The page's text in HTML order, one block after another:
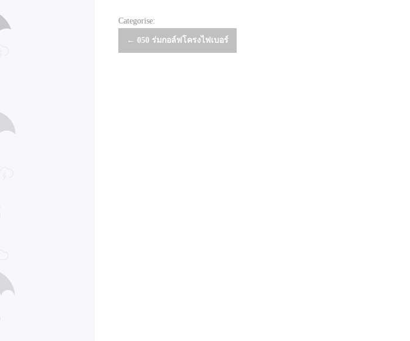
Categorise:
Post
← 050 ร่มกอล์ฟโครงไฟเบอร์